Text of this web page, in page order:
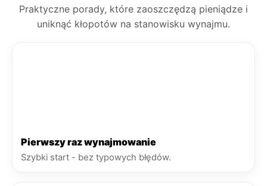
Praktyczne porady, które zaoszczędzą pieniądze i
uniknąć kłopotów na stanowisku wynajmu.
Pierwszy raz wynajmowanie
Szybki start - bez typowych błędów.